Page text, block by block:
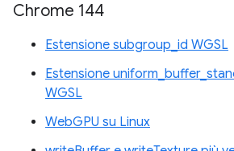
Chrome 144
Estensione subgroup_id WGSL
Estensione
WGSL
WebGPU su Linux